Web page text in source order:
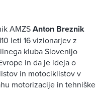
AMZSAnton Breznik
leti 16 vizionarjev z
kluba Slovenijo
in da je ideja o
in motociklistov v
motorizacije in tehniške